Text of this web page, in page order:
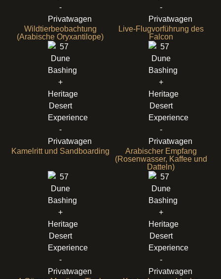
Wildtierbeobachtung
(Arabische Oryxantilope)
Live-Flugvorführung des
Falcon
Kamelritt und Sandboarding
Arabischer Empfang
(Rosenwasser, Kaffee und
Datteln)